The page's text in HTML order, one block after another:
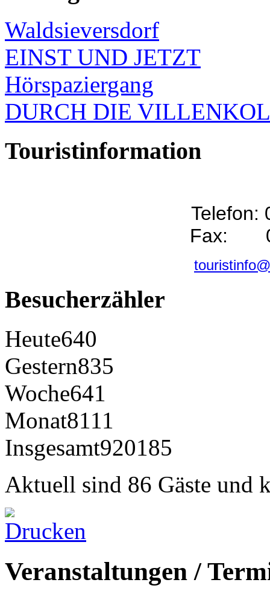
Waldsieversdorf
EINST UND JETZT
Hörspaziergang
DURCH DIE
Touristinformation
Telefon:
Fax:
Besucherzähler
Heute640
Gestern835
Woche641
Monat8111
Insgesamt920185
Aktuell sind 86 Gäste und
Veranstaltungen /